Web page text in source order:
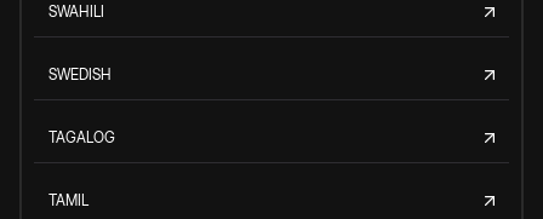
SWAHILI
SWEDISH
TAGALOG
TAMIL